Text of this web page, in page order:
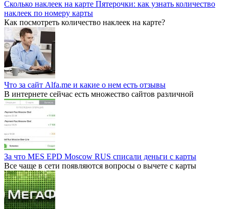
Сколько наклеек на карте Пятерочки: как узнать количество
наклеек по номеру карты
Как посмотреть количество наклеек на карте?
Что за сайт Alfa.me и какие о нем есть отзывы
В интернете сейчас есть множество сайтов различной
За что MES EPD Moscow RUS списали деньги с карты
Все чаще в сети появляются вопросы о вычете с карты